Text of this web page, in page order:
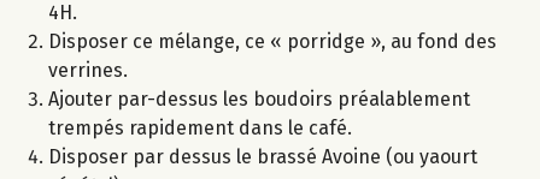
4H.
Disposer ce mélange, ce « porridge », au fond des
verrines.
Ajouter par-dessus les boudoirs préalablement
trempés rapidement dans le café.
Disposer par dessus le brassé Avoine (ou yaourt